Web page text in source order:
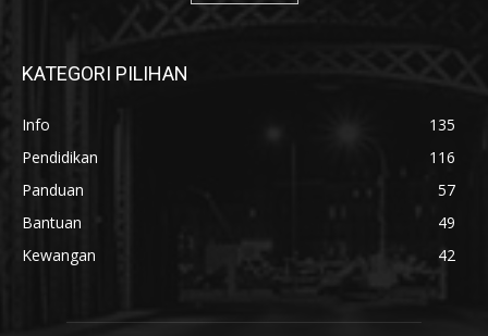
KATEGORI PILIHAN
Info
135
Pendidikan
116
Panduan
57
Bantuan
49
Kewangan
42